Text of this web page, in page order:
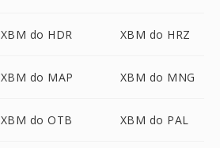
XBM do HDR XBM do HRZ
XBM do MAP XBM do MNG
XBM do OTB XBM do PAL